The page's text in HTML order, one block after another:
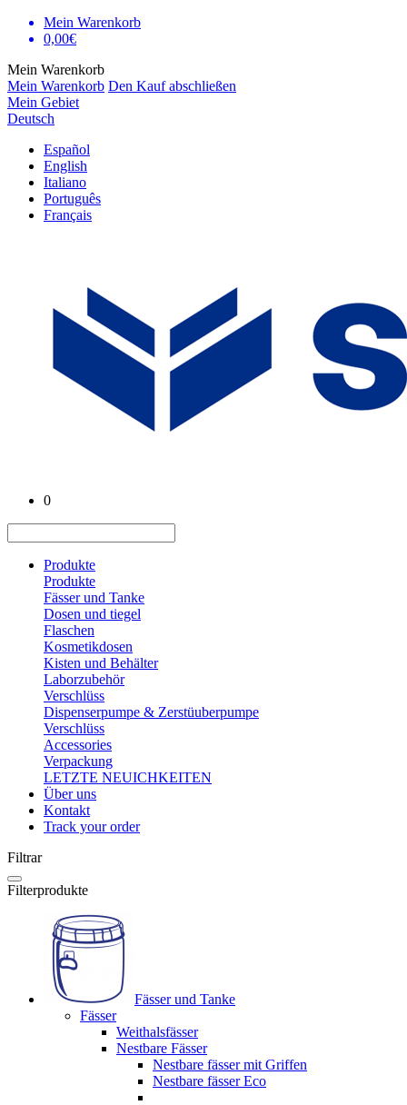
Mein Warenkorb
0,00€
Mein Warenkorb
Mein Warenkorb Den Kauf abschließen
Mein Gebiet
Deutsch
Español
English
Italiano
Português
Français
0
Produkte
Produkte
Fässer und Tanke
Dosen und tiegel
Flaschen
Kosmetikdosen
Kisten und Behälter
Laborzubehör
Verschlüss
Dispenserpumpe & Zerstüuberpumpe
Verschlüss
Accessories
Verpackung
LETZTE NEUICHKEITEN
Über uns
Kontakt
Track your order
Filtrar
Filterprodukte
Fässer und Tanke
Fässer
Weithalsfässer
Nestbare Fässer
Nestbare fässer mit Griffen
Nestbare fässer Eco